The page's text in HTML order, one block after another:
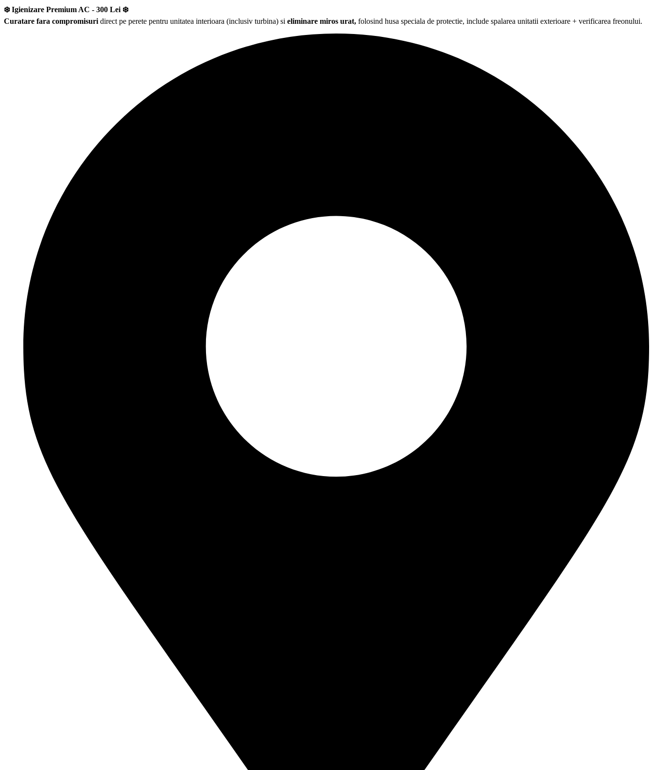
❄️ Igienizare Premium AC - 300 Lei ❄️
Curatare fara compromisuri direct pe perete pentru unitatea interioara (inclusiv turbina) si eliminare miros urat, folosind husa speciala de protectie, include spalarea unitatii exterioare + verificarea freonului.